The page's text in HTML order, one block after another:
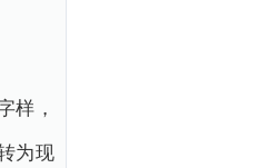
样，
为现